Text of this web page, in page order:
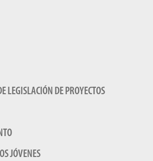
LEGISLACIÓN DE PROYECTOS
JÓVENES